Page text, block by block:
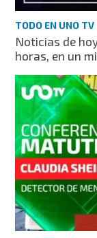
TODO EN UNO TV
Noticias de
horas, en un